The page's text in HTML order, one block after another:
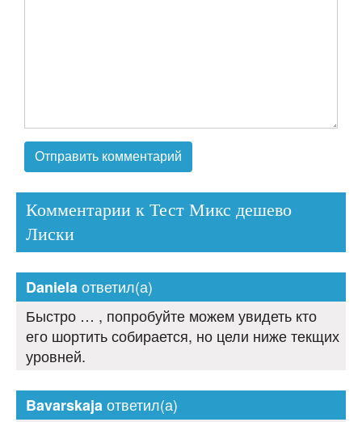
Комментарии к Тест Микс дешево
Лиски
Danielaответил(а)
Быстро … , попробуйте можем увидеть кто
его шортить собирается, но цели ниже текщих
уровней.
Bavarskajaответил(а)